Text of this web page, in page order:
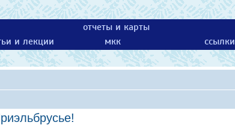
отчеты и карты
и лекции мкк ссылки